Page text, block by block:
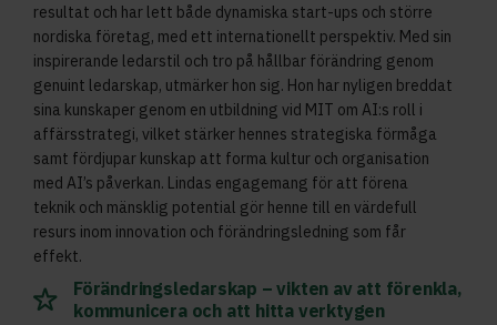
resultat och har lett både dynamiska start-ups och större
nordiska företag, med ett internationellt perspektiv. Med sin
inspirerande ledarstil och tro på hållbar förändring genom
genuint ledarskap, utmärker hon sig. Hon har nyligen breddat
sina kunskaper genom en utbildning vid MIT om AI:s roll i
affärsstrategi, vilket stärker hennes strategiska förmåga
samt fördjupar kunskap att forma kultur och organisation
med AI’s påverkan. Lindas engagemang för att förena
teknik och mänsklig potential gör henne till en värdefull
resurs inom innovation och förändringsledning som får
effekt.
Förändringsledarskap – vikten av att förenkla,
kommunicera och att hitta verktygen